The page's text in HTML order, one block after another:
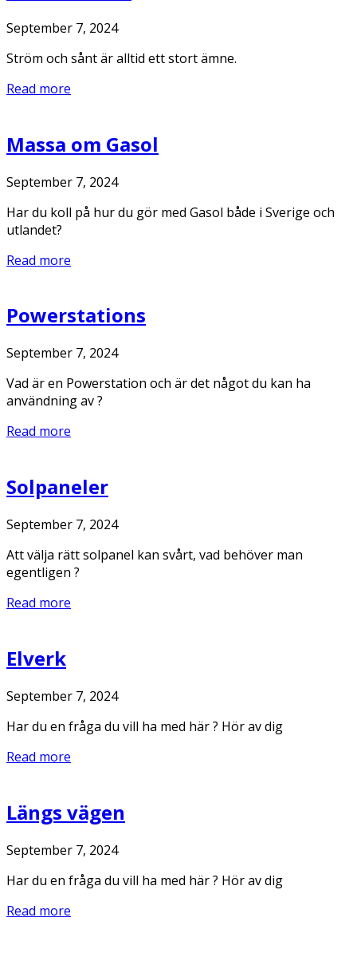
September 7, 2024
Ström och sånt är alltid ett stort ämne.
Read more
Massa om Gasol
September 7, 2024
Har du koll på hur du gör med Gasol både i Sverige och
utlandet?
Read more
Powerstations
September 7, 2024
Vad är en Powerstation och är det något du kan ha
användning av ?
Read more
Solpaneler
September 7, 2024
Att välja rätt solpanel kan svårt, vad behöver man
egentligen ?
Read more
Elverk
September 7, 2024
Har du en fråga du vill ha med här ? Hör av dig
Read more
Längs vägen
September 7, 2024
Har du en fråga du vill ha med här ? Hör av dig
Read more